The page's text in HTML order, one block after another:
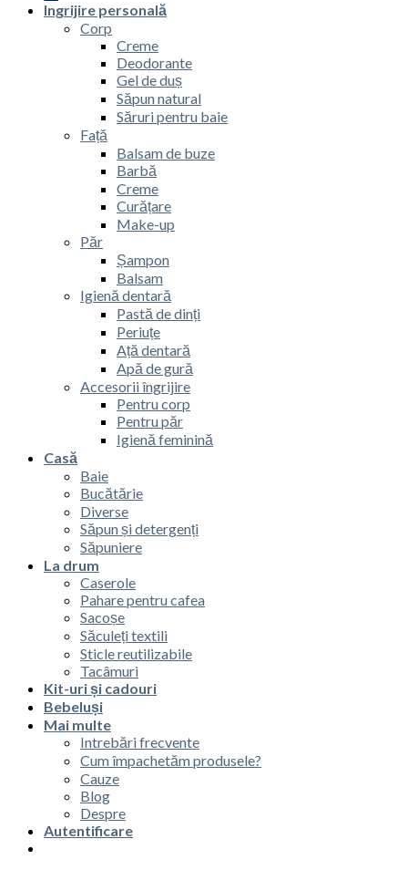
Ingrijire personală
Corp
Creme
Deodorante
Gel de duș
Săpun natural
Săruri pentru baie
Față
Balsam de buze
Barbă
Creme
Curățare
Make-up
Păr
Șampon
Balsam
Igienă dentară
Pastă de dinți
Periuțe
Ață dentară
Apă de gură
Accesorii îngrijire
Pentru corp
Pentru păr
Igienă feminină
Casă
Baie
Bucătărie
Diverse
Săpun și detergenți
Săpuniere
La drum
Caserole
Pahare pentru cafea
Sacoșe
Săculeți textili
Sticle reutilizabile
Tacâmuri
Kit-uri și cadouri
Bebeluși
Mai multe
Intrebări frecvente
Cum împachetăm produsele?
Cauze
Blog
Despre
Autentificare